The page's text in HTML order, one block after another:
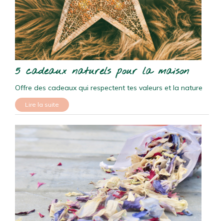
5 cadeaux naturels pour la maison
Offre des cadeaux qui respectent tes valeurs et la nature
Lire la suite